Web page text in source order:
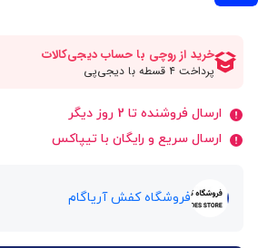
ارسال فروشنده تا 2 روز دیگر
ارسال سریع و رایگان با تیپاکس
فروشگاه کفش آریاگام